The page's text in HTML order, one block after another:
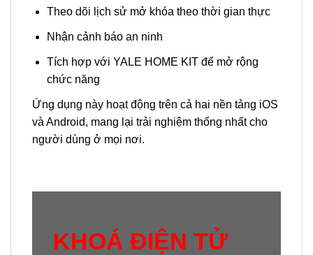
Theo dõi lịch sử mở khóa theo thời gian thực
Nhận cảnh báo an ninh
Tích hợp với YALE HOME KIT để mở rộng
chức năng
Ứng dụng này hoạt động trên cả hai nền tảng iOS
và Android, mang lại trải nghiệm thống nhất cho
người dùng ở mọi nơi.
KHOÁ ĐIỆN TỬ